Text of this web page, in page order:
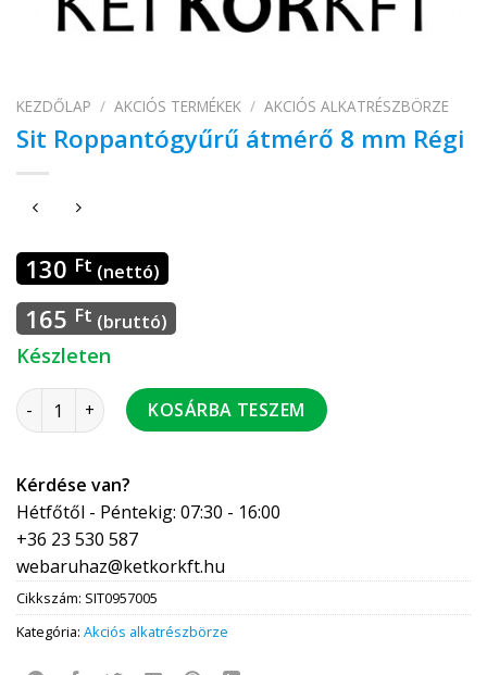
KEZDŐLAP / AKCIÓS TERMÉKEK / AKCIÓS ALKATRÉSZBÖRZE
Sit Roppantógyűrű átmérő 8 mm Régi
130 Ft (nettó)
165 Ft (bruttó)
Készleten
Sit Roppantógyűrű átmérő 8 mm Régi mennyiség
KOSÁRBA TESZEM
Kérdése van?
Hétfőtől - Péntekig: 07:30 - 16:00
+36 23 530 587
webaruhaz@ketkorkft.hu
Cikkszám: SIT0957005
Kategória: Akciós alkatrészbörze